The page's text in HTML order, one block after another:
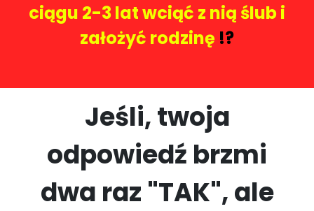
ciągu 2-3 lat wciąć z nią ślub i
założyć rodzinę !?
Jeśli, twoja
odpowiedź brzmi
dwa raz "TAK", ale